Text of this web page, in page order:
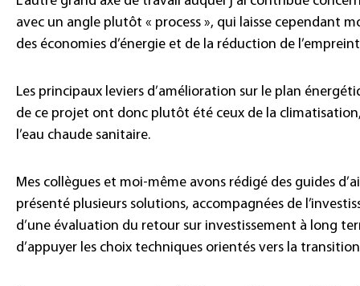
avec un angle plutôt « process », qui laisse cependant
des économies d’énergie et de la réduction de
Les principaux leviers d’amélioration sur le plan
de ce projet ont donc plutôt été ceux de la
l’eau chaude sanitaire.
Mes collègues et moi-même avons rédigé des guides
présenté plusieurs solutions, accompagnées de
d’une évaluation du retour sur investissement à long
d’appuyer les choix techniques orientés vers la